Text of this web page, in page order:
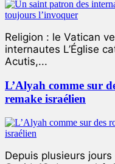
Religion : le Vatican
internautes L’Église
Acutis,...
L’Alyah comme sur
remake israélien
Depuis plusieurs